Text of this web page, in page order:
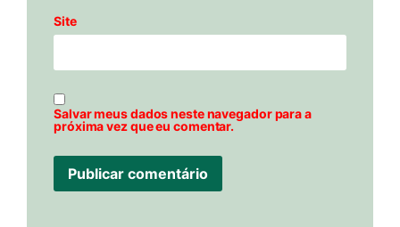
Site
Salvar meus dados neste navegador para a
próxima vez que eu comentar.